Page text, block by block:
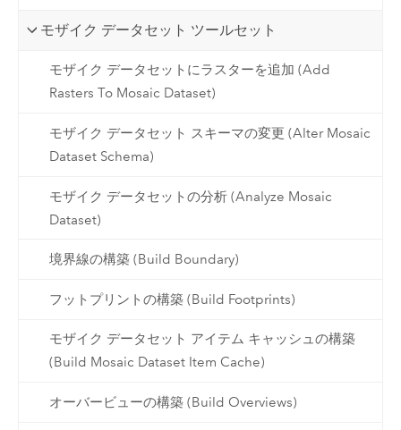
モザイク データセット ツールセット
モザイク データセットにラスターを追加 (Add
Rasters To Mosaic Dataset)
モザイク データセット スキーマの変更 (Alter Mosaic
Dataset Schema)
モザイク データセットの分析 (Analyze Mosaic
Dataset)
境界線の構築 (Build Boundary)
フットプリントの構築 (Build Footprints)
モザイク データセット アイテム キャッシュの構築
(Build Mosaic Dataset Item Cache)
オーバービューの構築 (Build Overviews)